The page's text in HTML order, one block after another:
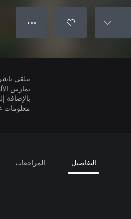
● ● ●
تمارس
بالإضافة
معلومات
التفاصيل المراجعات